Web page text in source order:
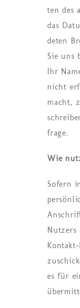
ten des
das
de­ten
Sie uns
Ihr
nicht
macht,
fra­ge.
Wie
Sofern
es für